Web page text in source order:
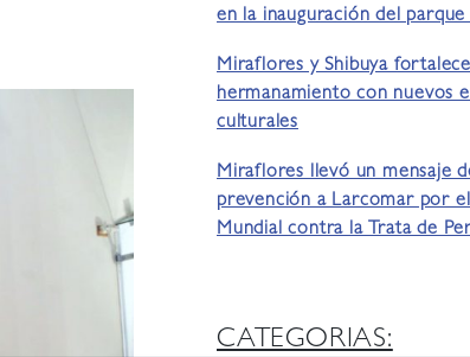
en la inauguración del parque
Miraflores y Shibuya
hermanamiento con nuevos
culturales
Miraflores llevó un mensaje
prevención a Larcomar por
Mundial contra la Trata de
CATEGORIAS: